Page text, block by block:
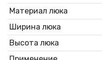
Материал люка
Ширина люка
Высота люка